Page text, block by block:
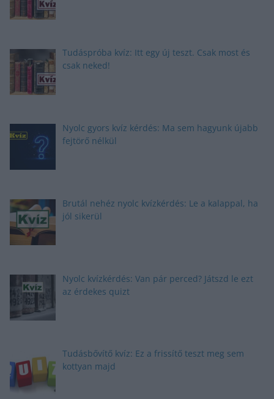
Tudáspróba kvíz: Itt egy új teszt. Csak most és
csak neked!
Nyolc gyors kvíz kérdés: Ma sem hagyunk újabb
fejtörő nélkül
Brutál nehéz nyolc kvízkérdés: Le a kalappal, ha
jól sikerül
Nyolc kvízkérdés: Van pár perced? Játszd le ezt
az érdekes quizt
Tudásbővítő kvíz: Ez a frissítő teszt meg sem
kottyan majd